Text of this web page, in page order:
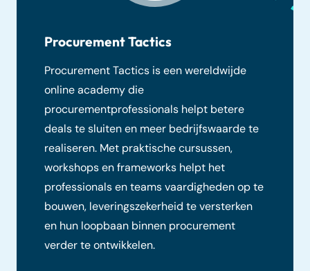
Procurement Tactics
Procurement Tactics is een wereldwijde
online academy die
procurementprofessionals helpt betere
deals te sluiten en meer bedrijfswaarde te
realiseren. Met praktische cursussen,
workshops en frameworks helpt het
professionals en teams vaardigheden op te
bouwen, leveringszekerheid te versterken
en hun loopbaan binnen procurement
verder te ontwikkelen.